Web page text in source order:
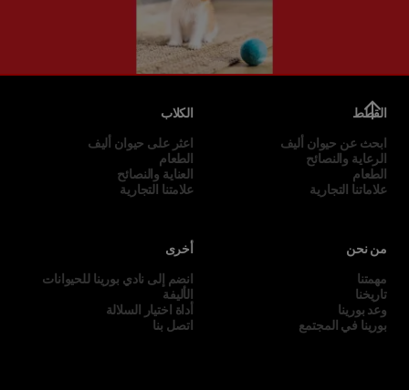
القطط
ابحث عن حيوان أليف
الرعاية والنصائح
الطعام
علاماتنا التجارية
الكلاب
اعثر على حيوان أليف
الطعام
العناية والنصائح
علامتنا التجارية
من نحن
مهمتنا
تاريخنا
وعد بورينا
بورينا في المجتمع
أخرى
انضم إلى نادي بورينا للحيوانات
الأليفة
أداة اختيار السلالة
اتصل بنا